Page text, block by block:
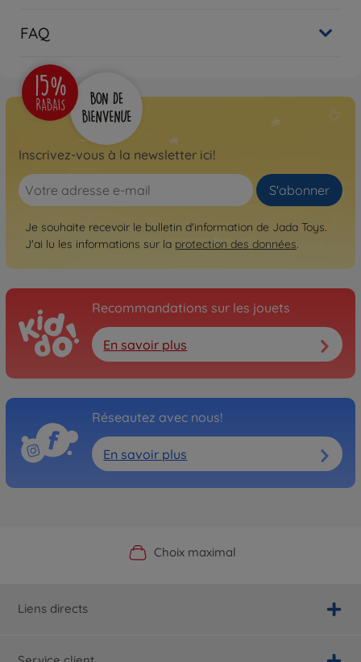
FAQ
Inscrivez-vous à la newsletter ici!
S'abonner
Je souhaite recevoir le bulletin d'information de Jada Toys.
J'ai lu les informations sur la protection des données.
Recommandations sur les jouets
En savoir plus
Réseautez avec nous!
En savoir plus
Boutique officielle du fabricant
Choix maximal
Service personnalisé
Livraison rapide
Liens directs